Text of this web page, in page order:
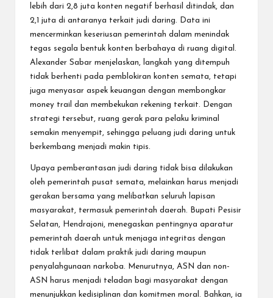
lebih dari 2,8 juta konten negatif berhasil ditindak, dan
2,1 juta di antaranya terkait judi daring. Data ini
mencerminkan keseriusan pemerintah dalam menindak
tegas segala bentuk konten berbahaya di ruang digital.
Alexander Sabar menjelaskan, langkah yang ditempuh
tidak berhenti pada pemblokiran konten semata, tetapi
juga menyasar aspek keuangan dengan membongkar
money trail dan membekukan rekening terkait. Dengan
strategi tersebut, ruang gerak para pelaku kriminal
semakin menyempit, sehingga peluang judi daring untuk
berkembang menjadi makin tipis.
Upaya pemberantasan judi daring tidak bisa dilakukan
oleh pemerintah pusat semata, melainkan harus menjadi
gerakan bersama yang melibatkan seluruh lapisan
masyarakat, termasuk pemerintah daerah. Bupati Pesisir
Selatan, Hendrajoni, menegaskan pentingnya aparatur
pemerintah daerah untuk menjaga integritas dengan
tidak terlibat dalam praktik judi daring maupun
penyalahgunaan narkoba. Menurutnya, ASN dan non-
ASN harus menjadi teladan bagi masyarakat dengan
menunjukkan kedisiplinan dan komitmen moral. Bahkan, ia